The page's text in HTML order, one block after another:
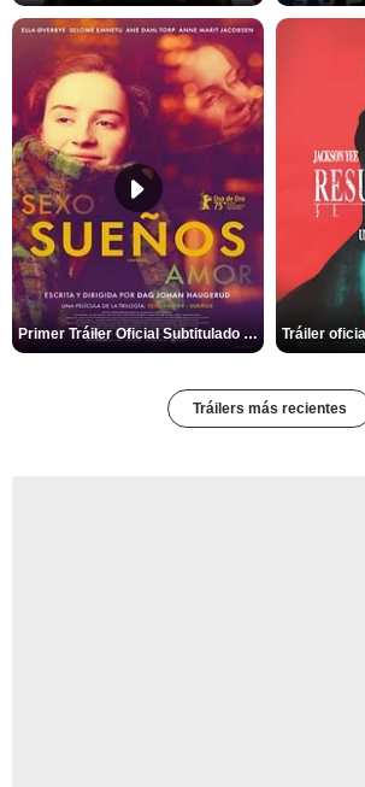
Primer Tráiler Oficial Subtitulado de 'Sueños (Sexo - Amor)'
Tráilers más recientes